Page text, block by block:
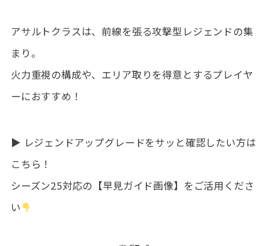
アサルトクラスは、前線を張る攻撃型レジェンドの集
まり。
火力重視の構成や、エリア取りを得意とするプレイヤ
ーにおすすめ！
▶ レジェンドアップグレードをサッと確認したい方は
こちら！
シーズン25対応の【早見ガイド画像】をご活用くださ
い